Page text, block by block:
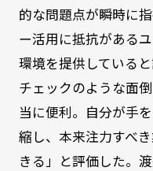
的な問題点が瞬時に
ー活用に抵抗がある
環境を提供している
チェックのような面
当に便利。自分が手
縮し、本来注力すべ
きる」と評価した。